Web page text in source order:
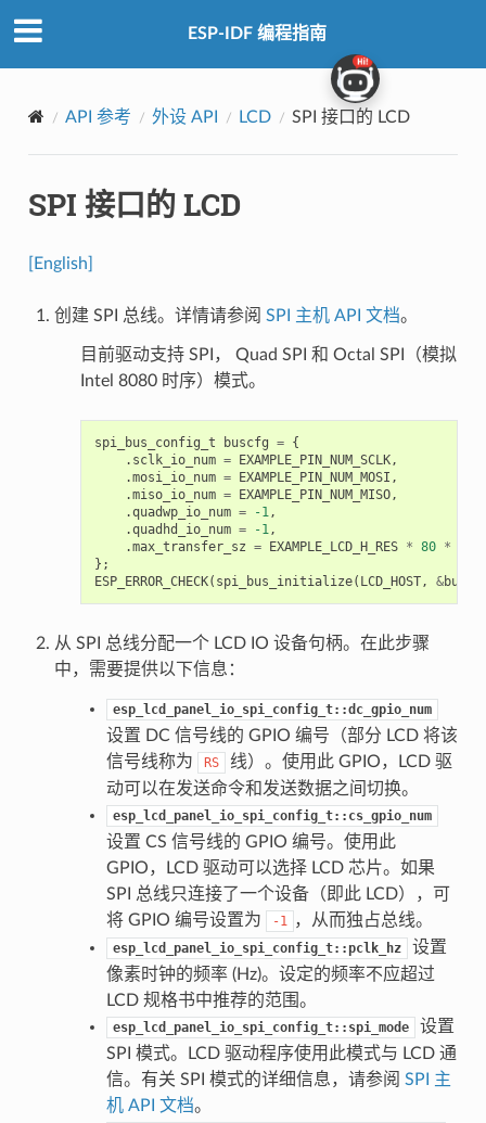
ESP-IDF 编程指南
API 参考 外设 API LCD SPI 接口的 LCD
SPI 接口的 LCD
[English]
创建 SPI 总线。详情请参阅 SPI 主机 API 文档。
目前驱动支持 SPI， Quad SPI 和 Octal SPI（模拟
Intel 8080 时序）模式。
spi_bus_config_t buscfg = {
. sclk_io_num = EXAMPLE_PIN_NUM_SCLK,
.mosi_io_num = EXAMPLE_PIN_NUM_MOSI ,
.miso_io_num = EXAMPLE_PIN_NUM_MISO,
.quadwp_io_num = -1,
.quadhd_io_num = -1,
.max_transfer_sz = EXAMPLE_LCD_H_RES * 80 *
};
ESP_ERROR_CHECK( spi_bus_initialize( LCD_HOST, &
从 SPI 总线分配一个 LCD IO 设备句柄。在此步骤
中，需要提供以下信息：
esp_lcd_panel_io_spi_config_t::dc_gpio_num
设置 DC 信号线的 GPIO 编号（部分 LCD 将该
信号线称为
RS
线）。使用此 GPIO，LCD 驱
动可以在发送命令和发送数据之间切换。
esp_lcd_panel_io_spi_config_t::cs_gpio_num
设置 CS 信号线的 GPIO 编号。使用此
GPIO，LCD 驱动可以选择 LCD 芯片。如果
SPI 总线只连接了一个设备（即此 LCD），可
将 GPIO 编号设置为
-1 ，从而独占总线。
esp_lcd_panel_io_spi_config_t::pclk_hz
设置
像素时钟的频率 (Hz)。设定的频率不应超过
LCD 规格书中推荐的范围。
esp_lcd_panel_io_spi_config_t::spi_mode
设置
SPI 模式。LCD 驱动程序使用此模式与 LCD 通
信。有关 SPI 模式的详细信息，请参阅 SPI 主
机 API 文档。